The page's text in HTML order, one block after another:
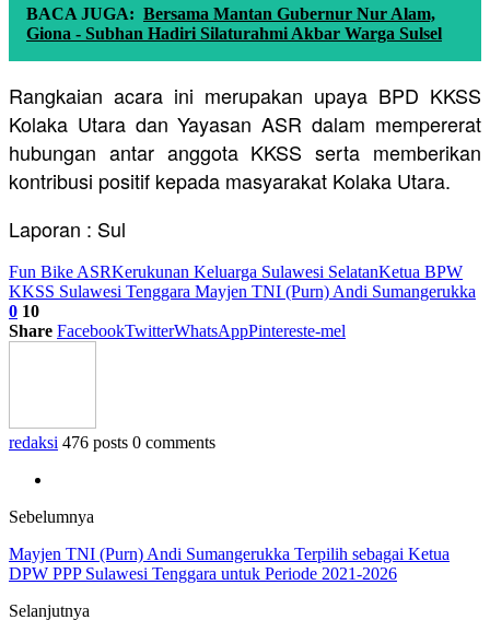
BACA JUGA: Bersama Mantan Gubernur Nur Alam,
Giona - Subhan Hadiri Silaturahmi Akbar Warga Sulsel
Rangkaian acara ini merupakan upaya BPD KKSS
Kolaka Utara dan Yayasan ASR dalam mempererat
hubungan antar anggota KKSS serta memberikan
kontribusi positif kepada masyarakat Kolaka Utara.
Laporan : Sul
Fun Bike ASRKerukunan Keluarga Sulawesi SelatanKetua BPW
KKSS Sulawesi Tenggara Mayjen TNI (Purn) Andi Sumangerukka
0 10
Share FacebookTwitterWhatsAppPintereste-mel
redaksi 476 posts 0 comments
Sebelumnya
Mayjen TNI (Purn) Andi Sumangerukka Terpilih sebagai Ketua
DPW PPP Sulawesi Tenggara untuk Periode 2021-2026
Selanjutnya